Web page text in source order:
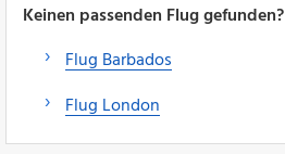
Keinen passenden Flug gefunden?
Flug Barbados
Flug London